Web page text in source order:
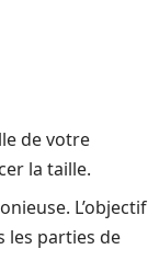
de votre
la taille.
L’objectif
les parties de